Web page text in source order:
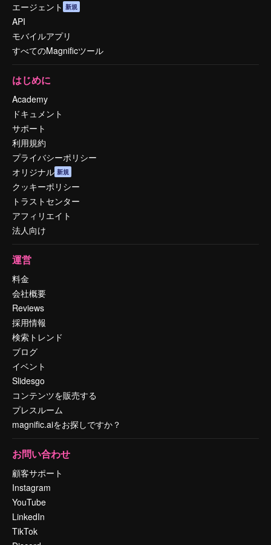
エージェント 新規
API
モバイルアプリ
すべてのMagnificツール
はじめに
Academy
ドキュメント
サポート
利用規約
プライバシーポリシー
オリジナル 新規
クッキーポリシー
トラストセンター
アフィリエイト
法人向け
運営
料金
会社概要
Reviews
採用情報
検索トレンド
ブログ
イベント
Slidesgo
コンテンツを販売する
プレスルーム
magnific.aiをお探しですか？
お問い合わせ
顧客サポート
Instagram
YouTube
LinkedIn
TikTok